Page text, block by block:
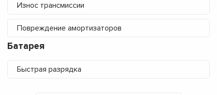
Износ трансмиссии
Повреждение амортизаторов
Батарея
Быстрая разрядка